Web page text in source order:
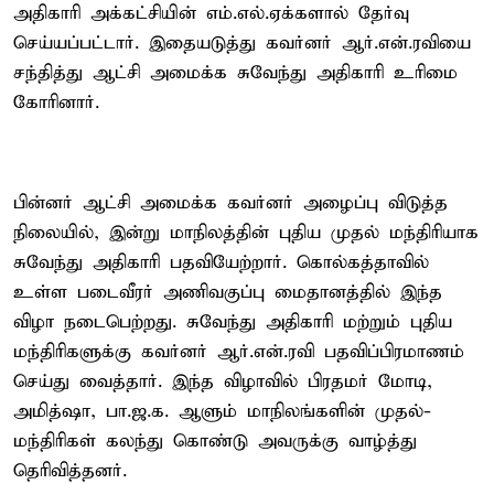
அதிகாரி அக்கட்சியின் எம்.எல்.ஏக்களால் தேர்வு
செய்யப்பட்டார். இதையடுத்து கவர்னர் ஆர்.என்.ரவியை
சந்தித்து ஆட்சி அமைக்க சுவேந்து அதிகாரி உரிமை
கோரினார்.
பின்னர் ஆட்சி அமைக்க கவர்னர் அழைப்பு விடுத்த
நிலையில், இன்று மாநிலத்தின் புதிய முதல் மந்திரியாக
சுவேந்து அதிகாரி பதவியேற்றார். கொல்கத்தாவில்
உள்ள படைவீரர் அணிவகுப்பு மைதானத்தில் இந்த
விழா நடைபெற்றது. சுவேந்து அதிகாரி மற்றும் புதிய
மந்திரிகளுக்கு கவர்னர் ஆர்.என்.ரவி பதவிப்பிரமாணம்
செய்து வைத்தார். இந்த விழாவில் பிரதமர் மோடி,
அமித்ஷா, பா.ஜ.க. ஆளும் மாநிலங்களின் முதல்-
மந்திரிகள் கலந்து கொண்டு அவருக்கு வாழ்த்து
தெரிவித்தனர்.